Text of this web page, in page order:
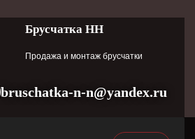
Брусчатка НН
Продажа и монтаж брусчатки
bruschatka-n-n@yandex.ru